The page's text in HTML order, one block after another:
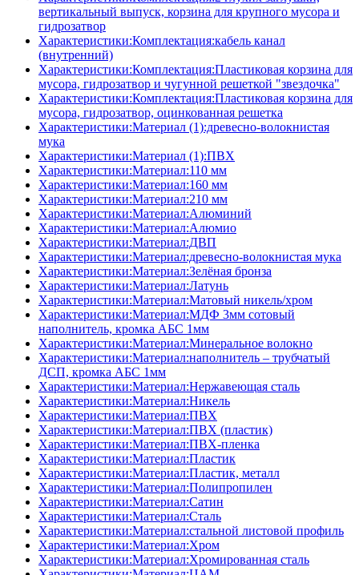
вертикальный выпуск, корзина для крупного мусора и
гидрозатвор
Характеристики:Комплектация:кабель канал
(внутренний)
Характеристики:Комплектация:Пластиковая корзина для
мусора, гидрозатвор и чугунной решеткой "звездочка"
Характеристики:Комплектация:Пластиковая корзина для
мусора, гидрозатвор, оцинкованная решетка
Характеристики:Материал (1):древесно-волокнистая
мука
Характеристики:Материал (1):ПВХ
Характеристики:Материал:110 мм
Характеристики:Материал:160 мм
Характеристики:Материал:210 мм
Характеристики:Материал:Алюминий
Характеристики:Материал:Алюмио
Характеристики:Материал:ДВП
Характеристики:Материал:древесно-волокнистая мука
Характеристики:Материал:Зелёная бронза
Характеристики:Материал:Латунь
Характеристики:Материал:Матовый никель/хром
Характеристики:Материал:МДФ 3мм сотовый
наполнитель, кромка AБC 1мм
Характеристики:Материал:Минеральное волокно
Характеристики:Материал:наполнитель – трубчатый
ДСП, кромка AБC 1мм
Характеристики:Материал:Нержавеющая сталь
Характеристики:Материал:Никель
Характеристики:Материал:ПВХ
Характеристики:Материал:ПВХ (пластик)
Характеристики:Материал:ПВХ-пленка
Характеристики:Материал:Пластик
Характеристики:Материал:Пластик, металл
Характеристики:Материал:Полипропилен
Характеристики:Материал:Сатин
Характеристики:Материал:Сталь
Характеристики:Материал:стальной листовой профиль
Характеристики:Материал:Хром
Характеристики:Материал:Хромированная сталь